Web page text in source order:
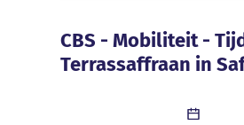
CBS - Mobiliteit -
CBS - Mobiliteit -
Terrassaffraan in